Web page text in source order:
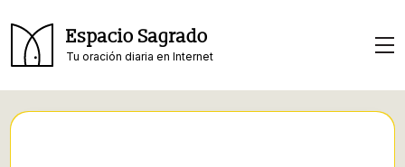
Espacio Sagrado
Tu oración diaria en Internet